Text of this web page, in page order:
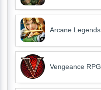
Arcane Legends
Vengeance RPG